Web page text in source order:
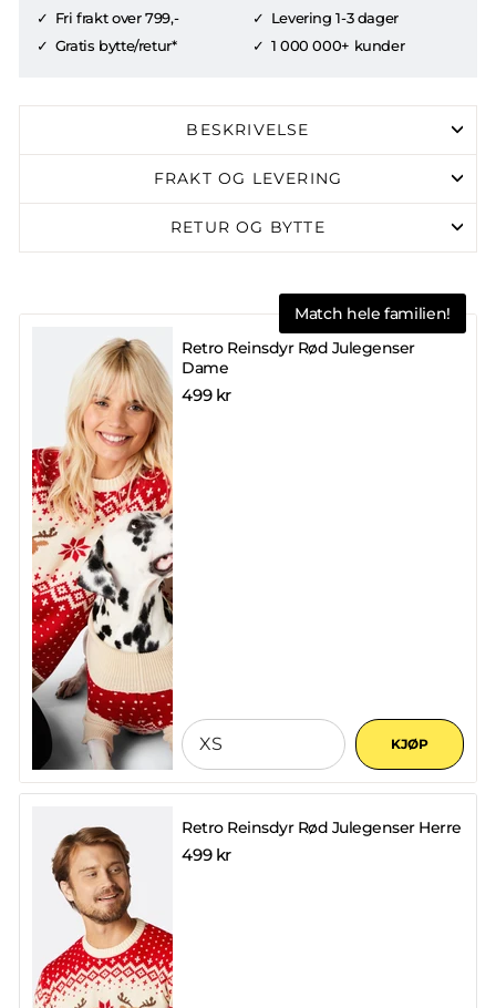
Fri frakt over 799,-
Levering 1-3 dager
Gratis bytte/retur*
1 000 000+ kunder
BESKRIVELSE
FRAKT OG LEVERING
RETUR OG BYTTE
Match hele familien!
Retro Reinsdyr Rød Julegenser
Dame
499 kr
KJØP
Retro Reinsdyr Rød Julegenser Herre
499 kr